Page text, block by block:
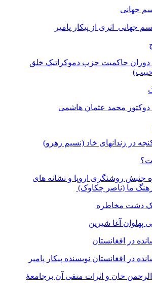
جهانی
جهانی اثری از پیکار پامیر
دوران حاکمیت حزب دموکراتیک خلق
دوکتور محمد عثمان هاشمی
در زندانهای خاد (نسیم رهرو)
جنبش روشنگری اروپا و نشانه های
ما (ناصر چکاوک)
دشت مخاطره
آغا شیرین
در افغانستان
در افغانستان نویسنده پیکار پامیر
خان و اثرات منفی آن برجامعۀ